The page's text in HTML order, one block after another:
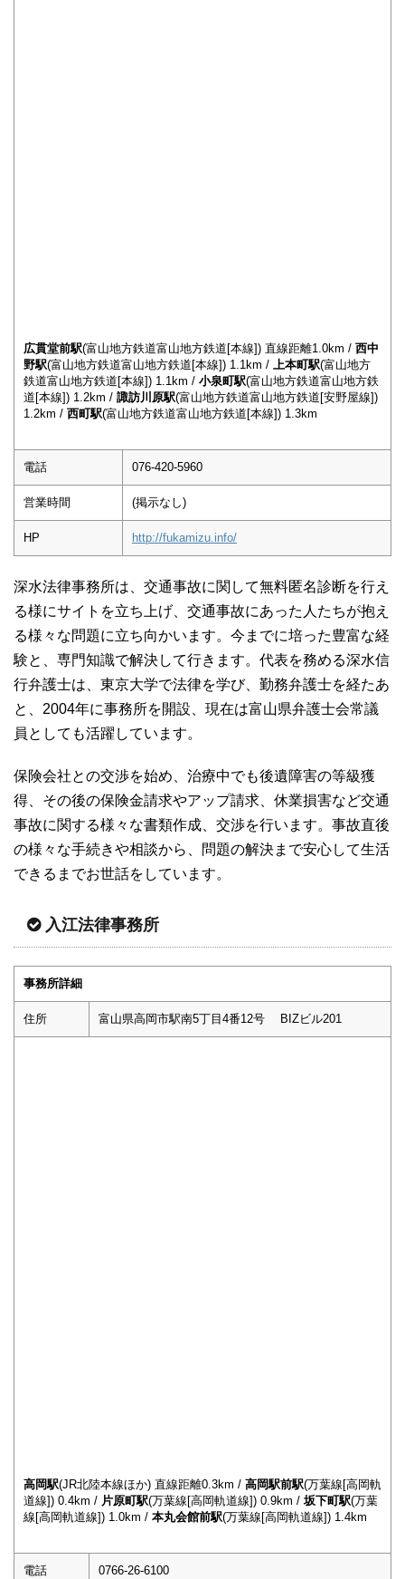
広貫堂前駅(富山地方鉄道富山地方鉄道[本線]) 直線距離1.0km / 西中
野駅(富山地方鉄道富山地方鉄道[本線]) 1.1km / 上本町駅(富山地方
鉄道富山地方鉄道[本線]) 1.1km / 小泉町駅(富山地方鉄道富山地方鉄
道[本線]) 1.2km / 諏訪川原駅(富山地方鉄道富山地方鉄道[安野屋線])
1.2km / 西町駅(富山地方鉄道富山地方鉄道[本線]) 1.3km
電話 076-420-5960
営業時間 (掲示なし)
HP http://fukamizu.info/
深水法律事務所は、交通事故に関して無料匿名診断を行え
る様にサイトを立ち上げ、交通事故にあった人たちが抱え
る様々な問題に立ち向かいます。今までに培った豊富な経
験と、専門知識で解決して行きます。代表を務める深水信
行弁護士は、東京大学で法律を学び、勤務弁護士を経たあ
と、2004年に事務所を開設、現在は富山県弁護士会常議
員としても活躍しています。
保険会社との交渉を始め、治療中でも後遺障害の等級獲
得、その後の保険金請求やアップ請求、休業損害など交通
事故に関する様々な書類作成、交渉を行います。事故直後
の様々な手続きや相談から、問題の解決まで安心して生活
できるまでお世話をしています。
入江法律事務所
事務所詳細
住所 富山県高岡市駅南5丁目4番12号 BIZビル201
高岡駅(JR北陸本線ほか) 直線距離0.3km / 高岡駅前駅(万葉線[高岡軌
道線]) 0.4km / 片原町駅(万葉線[高岡軌道線]) 0.9km /坂下町駅(万葉
線[高岡軌道線]) 1.0km / 本丸会館前駅(万葉線[高岡軌道線]) 1.4km
電話 0766-26-6100